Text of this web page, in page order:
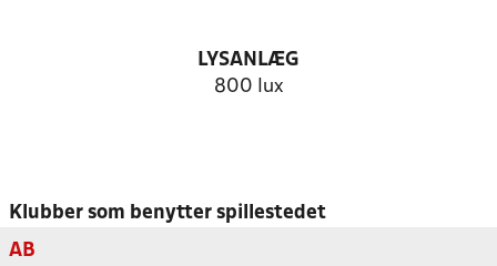
LYSANLÆG
800 lux
Klubber som benytter spillestedet
AB